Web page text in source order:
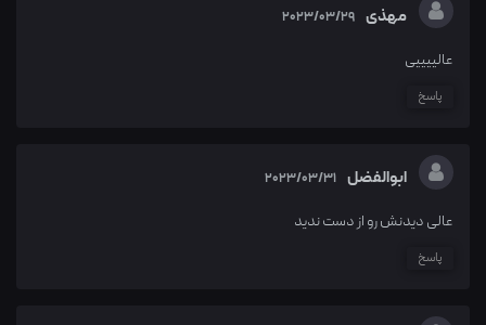
مهذی 2023/03/29
عالییییی
پاسخ
ابوالفضل 2023/03/31
عالی دیدنش رو از دست ندید
پاسخ